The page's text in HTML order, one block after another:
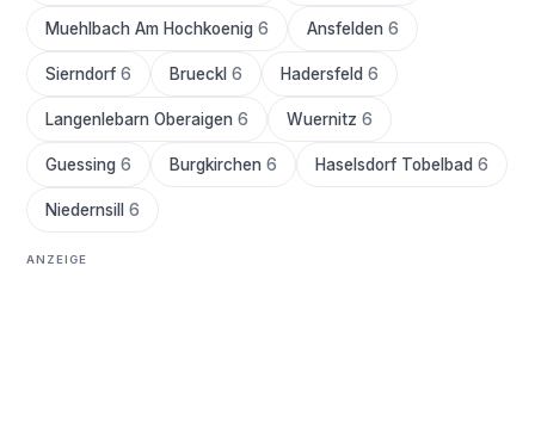
Muehlbach Am Hochkoenig 6 Ansfelden 6
Sierndorf 6 Brueckl 6 Hadersfeld 6
Langenlebarn Oberaigen 6 Wuernitz 6
Guessing 6 Burgkirchen 6 Haselsdorf Tobelbad 6
Niedernsill 6
ANZEIGE